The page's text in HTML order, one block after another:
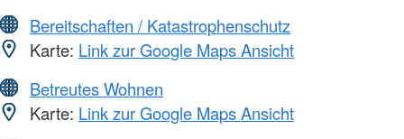
Bereitschaften / Katastrophenschutz
Karte: Link zur Google Maps Ansicht
Betreutes Wohnen
Karte: Link zur Google Maps Ansicht